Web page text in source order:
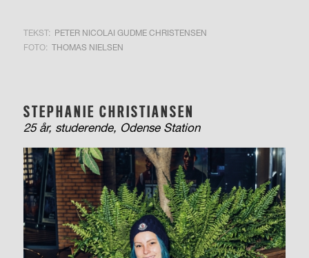
TEKST: PETER NICOLAI GUDME CHRISTENSEN
FOTO: THOMAS NIELSEN
STEPHANIE CHRISTIANSEN
25 år, studerende, Odense Station